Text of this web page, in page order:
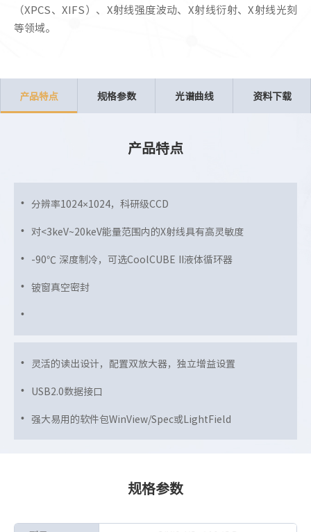
（XPCS、XIFS）、X射线强度波动、X射线衍射、X射线光刻
等领域。
产品特点 规格参数 光谱曲线 资料下载
产品特点
分辨率1024×1024，科研级CCD
对<3keV~20keV能量范围内的X射线具有高灵敏度
-90℃ 深度制冷，可选CoolCUBE II液体循环器
铍窗真空密封
灵活的读出设计，配置双放大器，独立增益设置
USB2.0数据接口
强大易用的软件包WinView/Spec或LightField
规格参数